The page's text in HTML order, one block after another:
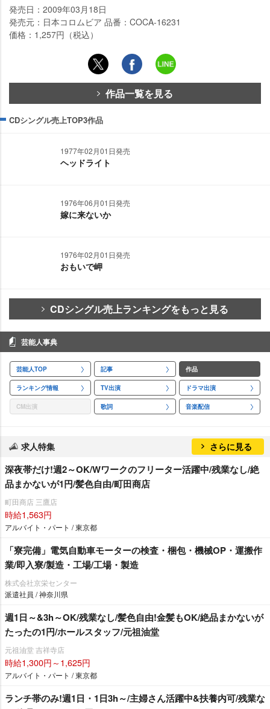
発売日：2009年03月18日
発売元：日本コロムビア 品番：COCA-16231
価格：1,257円（税込）
作品一覧を見る
CDシングル売上TOP3作品
1977年02月01日発売
ヘッドライト
1976年06月01日発売
嫁に来ないか
1976年02月01日発売
おもいで岬
CDシングル売上ランキングをもっと見る
芸能人事典
芸能人TOP 記事 作品
ランキング情報 TV出演 ドラマ出演
CM出演 歌詞 音楽配信
求人特集 さらに見る
深夜帯だけ!週2～OK/Wワークのフリーター活躍中/残業なし/絶
品まかないが1円/髪色自由/町田商店
町田商店 三鷹店
時給1,563円
アルバイト・パート / 東京都
「寮完備」電気自動車モーターの検査・梱包・機械OP・運搬作
業/即入寮/製造・工場/工場・製造
株式会社京栄センター
派遣社員 / 神奈川県
週1日～&3h～OK/残業なし/髪色自由!金髪もOK/絶品まかないが
たったの1円/ホールスタッフ/元祖油堂
元祖油堂 吉祥寺店
時給1,300円～1,625円
アルバイト・パート / 東京都
ランチ帯のみ!週1日・1日3h～/主婦さん活躍中&扶養内可/残業な